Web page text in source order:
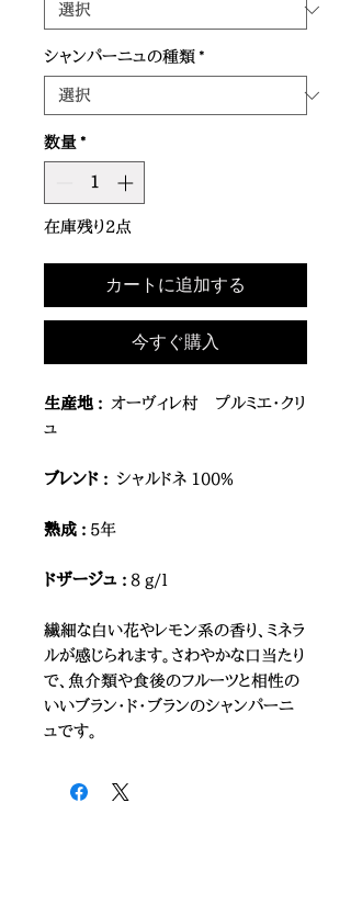
シャンパーニュの種類 *
数量 *
在庫残り2点
カートに追加する
今すぐ購入
生産地 : オーヴィレ村 プルミエ・クリ
ュ
ブレンド : シャルドネ 100%
熟成 : 5年
ドザージュ : 8 g/l
繊細な白い花やレモン系の香り、ミネラ
ルが感じられます。さわやかな口当たり
で、魚介類や食後のフルーツと相性の
いいブラン・ド・ブランのシャンパーニ
ュです。